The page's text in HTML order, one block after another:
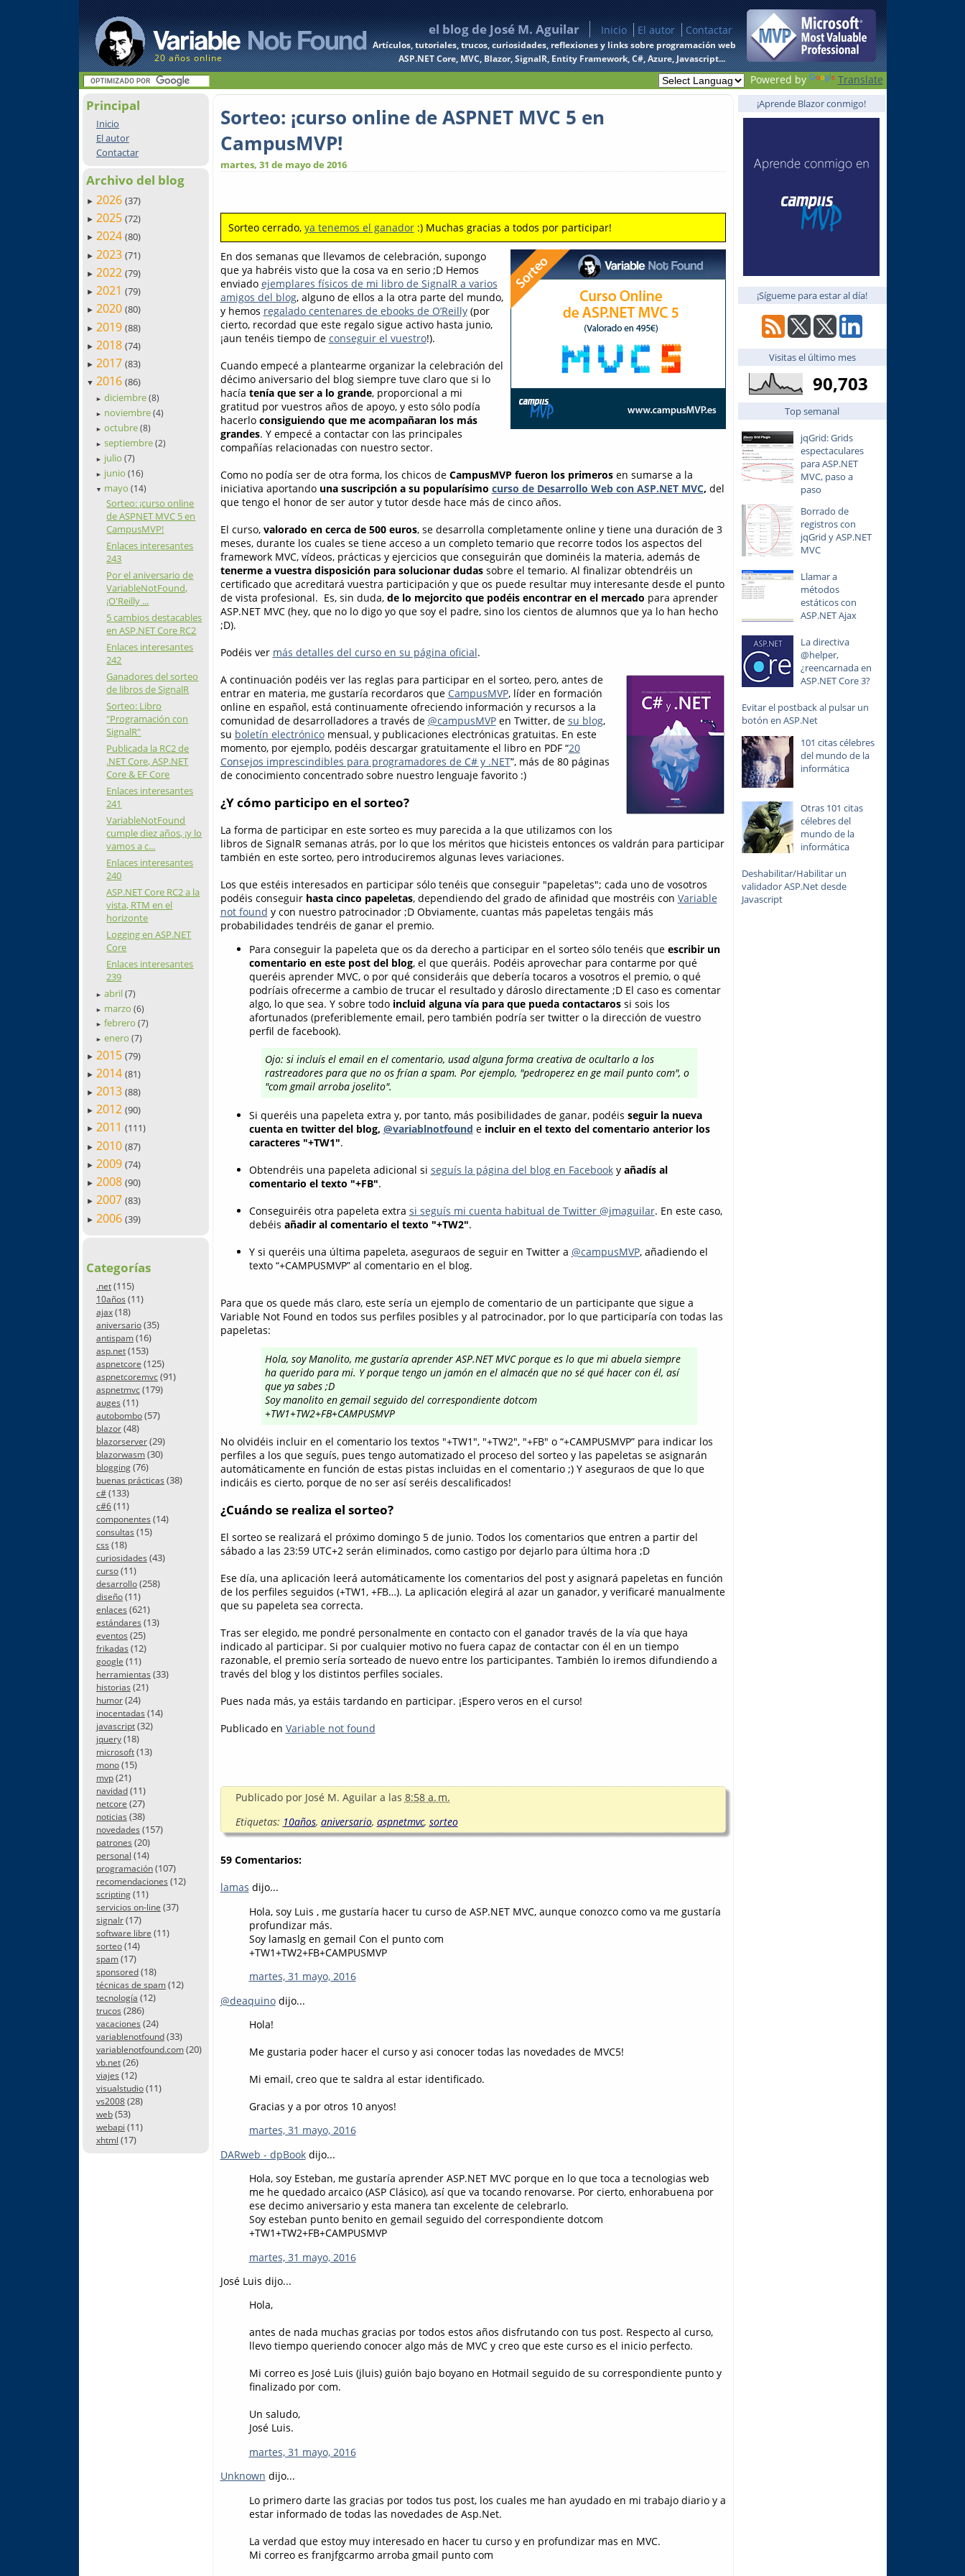
20 años online
el blog de José M. Aguilar Inicio El autor Contactar
Artículos, tutoriales, trucos, curiosidades, reflexiones y links sobre programación web
ASP.NET Core, MVC, Blazor, SignalR, Entity Framework, C#, Azure, Javascript...
Powered by Translate
Principal
Inicio
El autor
Contactar
Archivo del blog
► 2026 (37)
► 2025 (72)
► 2024 (80)
► 2023 (71)
► 2022 (79)
► 2021 (79)
► 2020 (80)
► 2019 (88)
► 2018 (74)
► 2017 (83)
▼ 2016 (86)
► diciembre(8)
► noviembre(4)
► octubre(8)
► septiembre(2)
► julio(7)
► junio(16)
▼ mayo(14)
Sorteo: ¡curso online
de ASPNET MVC 5 en
CampusMVP!
Enlaces interesantes
243
Por el aniversario de
VariableNotFound,
¡O'Reilly ...
5 cambios destacables
en ASP.NET Core RC2
Enlaces interesantes
242
Ganadores del sorteo
de libros de SignalR
Sorteo: Libro
"Programación con
SignalR"
Publicada la RC2 de
.NET Core, ASP.NET
Core & EF Core
Enlaces interesantes
241
VariableNotFound
cumple diez años, ¡y lo
vamos a c...
Enlaces interesantes
240
ASP.NET Core RC2 a la
vista, RTM en el
horizonte
Logging en ASP.NET
Core
Enlaces interesantes
239
► abril(7)
► marzo(6)
► febrero(7)
► enero(7)
► 2015 (79)
► 2014 (81)
► 2013 (88)
► 2012 (90)
► 2011 (111)
► 2010 (87)
► 2009 (74)
► 2008 (90)
► 2007 (83)
► 2006 (39)
Categorías
.net(115)
10años (11)
ajax(18)
aniversario(35)
antispam(16)
asp.net(153)
aspnetcore (125)
aspnetcoremvc(91)
aspnetmvc(179)
auges (11)
autobombo(57)
blazor(48)
blazorserver(29)
blazorwasm(30)
blogging(76)
buenas prácticas (38)
c#(133)
c#6(11)
componentes (14)
consultas (15)
css (18)
curiosidades (43)
curso(11)
desarrollo(258)
diseño(11)
enlaces (621)
estándares (13)
eventos (25)
frikadas (12)
google (11)
herramientas (33)
historias (21)
humor(24)
inocentadas (14)
javascript(32)
jquery(18)
microsoft(13)
mono(15)
mvp(21)
navidad(11)
netcore (27)
noticias (38)
novedades (157)
patrones (20)
personal (14)
programación(107)
recomendaciones (12)
scripting(11)
servicios on-line (37)
signalr(17)
software libre (11)
sorteo(14)
spam(17)
sponsored(18)
técnicas de spam(12)
tecnología (12)
trucos (286)
vacaciones (24)
variablenotfound(33)
variablenotfound.com(20)
vb.net(26)
viajes (12)
visualstudio(11)
vs2008(28)
web(53)
webapi (11)
xhtml (17)
Sorteo: ¡curso online de ASPNET MVC 5 en
CampusMVP!
martes, 31 de mayo de 2016
Sorteo cerrado, ya tenemos el ganador:) Muchas gracias a todos por participar!
En dos semanas que llevamos de celebración, supongo
que ya habréis visto que la cosa va en serio ;D Hemos
enviado ejemplares físicos de mi libro de SignalR a varios
amigos del blog, alguno de ellos a la otra parte del mundo,
y hemos regalado centenares de ebooks de O’Reilly(por
cierto, recordad que este regalo sigue activo hasta junio,
¡aun tenéis tiempo de conseguir el vuestro!).
Cuando empecé a plantearme organizar la celebración del
décimo aniversario del blog siempre tuve claro que si lo
hacía tenía que ser a lo grande, proporcional a mi
gratitud por vuestros años de apoyo, y esto sólo podía
hacerlo consiguiendo que me acompañaran los más
grandes. Y empecé a contactar con las principales
compañías relacionadas con nuestro sector.
Como no podía ser de otra forma, los chicos de CampusMVP fueron los primerosen sumarse a la
iniciativa aportando una suscripción a su popularísimo curso de Desarrollo Web con ASP.NET MVC, del
que tengo el honor de ser autor y tutor desde hace más de cinco años.
El curso, valorado en cerca de 500 euros, se desarrolla completamente online y tiene una duración de 3
meses, durante los cuales se tiene acceso a un completo temario que recorre todos los aspectos del
framework MVC, vídeos, prácticas y ejercicios que conseguirán que dominéis la materia, además de
tenerme a vuestra disposición para solucionar dudassobre el temario. Al finalizar obtendréis un
certificado que acreditará vuestra participación y que os puede resultar muy interesante desde el punto
de vista profesional. Es, sin duda, de lo mejorcito que podéis encontrar en el mercado para aprender
ASP.NET MVC (hey, que no lo digo yo que soy el padre, sino los cientos de alumnos que ya lo han hecho
;D).
Podéis ver más detalles del curso en su página oficial.
A continuación podéis ver las reglas para participar en el sorteo, pero, antes de
entrar en materia, me gustaría recordaros que CampusMVP, líder en formación
online en español, está continuamente ofreciendo información y recursos a la
comunidad de desarrolladores a través de @campusMVPen Twitter, de su blog,
su boletín electrónicomensual, y publicaciones electrónicas gratuitas. En este
momento, por ejemplo, podéis descargar gratuitamente el libro en PDF “20
Consejos imprescindibles para programadores de C# y .NET”, más de 80 páginas
de conocimiento concentrado sobre nuestro lenguaje favorito :)
¿Y cómo participo en el sorteo?
La forma de participar en este sorteo es muy parecida a la que utilizamos con los
libros de SignalR semanas atrás, por lo que los méritos que hicisteis entonces os valdrán para participar
también en este sorteo, pero introduciremos algunas leves variaciones.
Los que estéis interesados en participar sólo tenéis que conseguir "papeletas"; cada uno de vosotros
podéis conseguir hasta cinco papeletas, dependiendo del grado de afinidad que mostréis con Variable
not found y con nuestro patrocinador ;D Obviamente, cuantas más papeletas tengáis más
probabilidades tendréis de ganar el premio.
Para conseguir la papeleta que os da derecho a participar en el sorteo sólo tenéis que escribir un
comentario en este post del blog, el que queráis. Podéis aprovechar para contarme por qué
queréis aprender MVC, o por qué consideráis que debería tocaros a vosotros el premio, o qué
podríais ofrecerme a cambio de trucar el resultado y dároslo directamente ;D El caso es comentar
algo, lo que sea. Y sobre todo incluid alguna vía para que pueda contactaros si sois los
afortunados (preferiblemente email, pero también podría ser twitter o la dirección de vuestro
perfil de facebook).
Ojo: si incluís el email en el comentario, usad alguna forma creativa de ocultarlo a los
rastreadores para que no os frían a spam. Por ejemplo, "pedroperez en ge mail punto com", o
"com gmail arroba joselito".
Si queréis una papeleta extra y, por tanto, más posibilidades de ganar, podéis seguir la nueva
cuenta en twitter del blog, @variablnotfound e incluir en el texto del comentario anterior los
caracteres "+TW1".
Obtendréis una papeleta adicional si seguís la página del blog en Facebooky añadís al
comentario el texto "+FB".
Conseguiréis otra papeleta extra si seguís mi cuenta habitual de Twitter @jmaguilar. En este caso,
debéis añadir al comentario el texto "+TW2".
Y si queréis una última papeleta, aseguraos de seguir en Twitter a @campusMVP, añadiendo el
texto “+CAMPUSMVP” al comentario en el blog.
Para que os quede más claro, este sería un ejemplo de comentario de un participante que sigue a
Variable Not Found en todos sus perfiles posibles y al patrocinador, por lo que participaría con todas las
papeletas:
Hola, soy Manolito, me gustaría aprender ASP.NET MVC porque es lo que mi abuela siempre
ha querido para mi. Y porque tengo un jamón en el almacén que no sé qué hacer con él, así
que ya sabes ;D
Soy manolito en gemail seguido del correspondiente dotcom
+TW1+TW2+FB+CAMPUSMVP
No olvidéis incluir en el comentario los textos "+TW1", "+TW2", "+FB" o “+CAMPUSMVP” para indicar los
perfiles a los que seguís, pues tengo automatizado el proceso del sorteo y las papeletas se asignarán
automáticamente en función de estas pistas incluidas en el comentario ;) Y aseguraos de que lo que
indicáis es cierto, porque de no ser así seréis descalificados!
¿Cuándo se realiza el sorteo?
El sorteo se realizará el próximo domingo 5 de junio. Todos los comentarios que entren a partir del
sábado a las 23:59 UTC+2 serán eliminados, como castigo por dejarlo para última hora ;D
Ese día, una aplicación leerá automáticamente los comentarios del post y asignará papeletas en función
de los perfiles seguidos (+TW1, +FB…). La aplicación elegirá al azar un ganador, y verificaré manualmente
que su papeleta sea correcta.
Tras ser elegido, me pondré personalmente en contacto con el ganador través de la vía que haya
indicado al participar. Si por cualquier motivo no fuera capaz de contactar con él en un tiempo
razonable, el premio sería sorteado de nuevo entre los participantes. También lo iremos difundiendo a
través del blog y los distintos perfiles sociales.
Pues nada más, ya estáis tardando en participar. ¡Espero veros en el curso!
Publicado en Variable not found
Publicado por José M. Aguilar a las 8:58 a. m.
Etiquetas: 10años, aniversario, aspnetmvc, sorteo
59 Comentarios:
lamas dijo...
Hola, soy Luis , me gustaría hacer tu curso de ASP.NET MVC, aunque conozco como va me gustaría
profundizar más.
Soy lamaslg en gemail Con el punto com
+TW1+TW2+FB+CAMPUSMVP
martes, 31 mayo, 2016
@deaquinodijo...
Hola!
Me gustaria poder hacer el curso y asi conocer todas las novedades de MVC5!
Mi email, creo que te saldra al estar identificado.
Gracias y a por otros 10 anyos!
martes, 31 mayo, 2016
DARweb - dpBookdijo...
Hola, soy Esteban, me gustaría aprender ASP.NET MVC porque en lo que toca a tecnologias web
me he quedado arcaico (ASP Clásico), así que va tocando renovarse. Por cierto, enhorabuena por
ese decimo aniversario y esta manera tan excelente de celebrarlo.
Soy esteban punto benito en gemail seguido del correspondiente dotcom
+TW1+TW2+FB+CAMPUSMVP
martes, 31 mayo, 2016
José Luis dijo...
Hola,
antes de nada muchas gracias por todos estos años disfrutando con tus post. Respecto al curso,
llevo tiempo queriendo conocer algo más de MVC y creo que este curso es el inicio perfecto.
Mi correo es José Luis (jluis) guión bajo boyano en Hotmail seguido de su correspondiente punto y
finalizado por com.
Un saludo,
José Luis.
martes, 31 mayo, 2016
Unknown dijo...
Lo primero darte las gracias por todos tus post, los cuales me han ayudado en mi trabajo diario y a
estar informado de todas las novedades de Asp.Net.
La verdad que estoy muy interesado en hacer tu curso y en profundizar mas en MVC.
Mi correo es franjfgcarmo arroba gmail punto com
¡Aprende Blazor conmigo!
¡Sígueme para estar al día!
Visitas el último mes
90,703
Top semanal
jqGrid: Grids
espectaculares
para ASP.NET
MVC, paso a
paso
Borrado de
registros con
jqGrid y ASP.NET
MVC
Llamar a
métodos
estáticos con
ASP.NET Ajax
La directiva
@helper,
¿reencarnada en
ASP.NET Core 3?
Evitar el postback al pulsar un
botón en ASP.Net
101 citas célebres
del mundo de la
informática
Otras 101 citas
célebres del
mundo de la
informática
Deshabilitar/Habilitar un
validador ASP.Net desde
Javascript